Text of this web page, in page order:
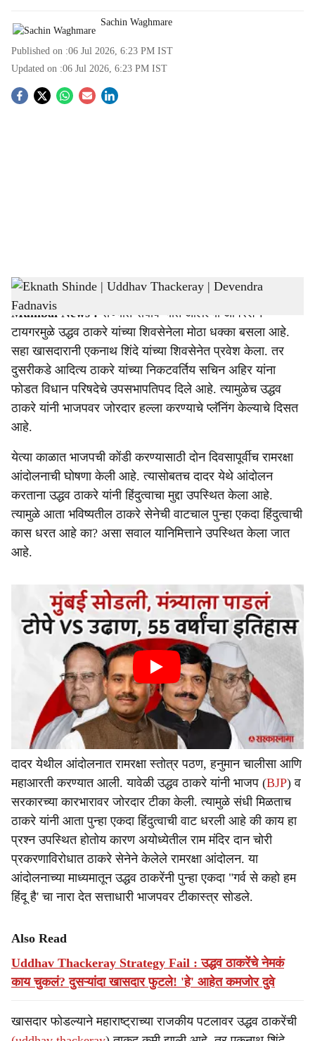
Sachin Waghmare
Published on :06 Jul 2026, 6:23 PM IST
Updated on :06 Jul 2026, 6:23 PM IST
S
h
a
r
e
Eknath Shinde | Uddhav Thackeray | Devendra Fadnavis- Sarkarnama
Mumbai News : राज्यात राबविण्यात आलेल्या ऑपरेशन
टायगरमुळे उद्धव ठाकरे यांच्या शिवसेनेला मोठा धक्का बसला आहे.
सहा खासदारानी एकनाथ शिंदे यांच्या शिवसेनेत प्रवेश केला. तर
दुसरीकडे आदित्य ठाकरे यांच्या निकटवर्तिय सचिन अहिर यांना
फोडत विधान परिषदेचे उपसभापतिपद दिले आहे. त्यामुळेच उद्धव
ठाकरे यांनी भाजपवर जोरदार हल्ला करण्याचे प्लॅनिंग केल्याचे दिसत
आहे.
येत्या काळात भाजपची कोंडी करण्यासाठी दोन दिवसापूर्वीच रामरक्षा
आंदोलनाची घोषणा केली आहे. त्यासोबतच दादर येथे आंदोलन
करताना उद्धव ठाकरे यांनी हिंदुत्वाचा मुद्दा उपस्थित केला आहे.
त्यामुळे आता भविष्यतील ठाकरे सेनेची वाटचाल पुन्हा एकदा हिंदुत्वाची
कास धरत आहे का? असा सवाल यानिमित्ताने उपस्थित केला जात
आहे.
दादर येथील आंदोलनात रामरक्षा स्तोत्र पठण, हनुमान चालीसा आणि
महाआरती करण्यात आली. यावेळी उद्धव ठाकरे यांनी भाजप (BJP) व
सरकारच्या कारभारावर जोरदार टीका केली. त्यामुळे संधी मिळताच
ठाकरे यांनी आता पुन्हा एकदा हिंदुत्वाची वाट धरली आहे की काय हा
प्रश्न उपस्थित होतोय कारण अयोध्येतील राम मंदिर दान चोरी
प्रकरणाविरोधात ठाकरे सेनेने केलेले रामरक्षा आंदोलन. या
आंदोलनाच्या माध्यमातून उद्धव ठाकरेंनी पुन्हा एकदा "गर्व से कहो हम
हिंदू है' चा नारा देत सत्ताधारी भाजपवर टीकास्त्र सोडले.
Also Read
Uddhav Thackeray Strategy Fail : उद्धव ठाकरेंचे नेमकं
काय चुकलं? दुसऱ्यांदा खासदार फुटले! 'हे' आहेत कमजोर दुवे
खासदार फोडल्याने महाराष्ट्राच्या राजकीय पटलावर उद्धव ठाकरेंची